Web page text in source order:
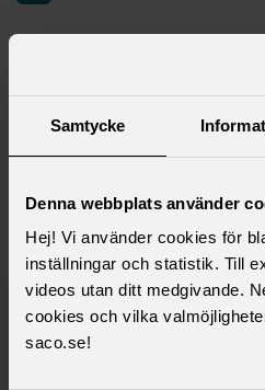
Samtycke
Denna webbplats använder
Hej! Vi använder cookies för
inställningar och statistik. Till
videos utan ditt medgivande.
cookies och vilka
saco.se!
Kontaktperson
Maria Rasmussen
maria.rasmussen@saco.se
Publicerad:2026-03-20
Senast uppdaterad: